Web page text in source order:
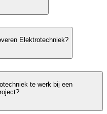
Elektrotechniek?
te werk bij een